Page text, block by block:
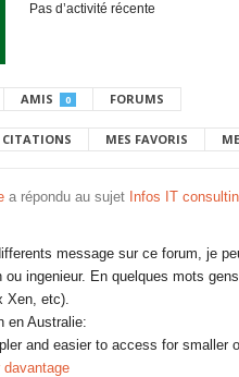
Pas d’activité récente
AMIS 0 FORUMS
CITATIONS MES FAVORIS
a répondu au sujet Infos IT
message sur ce forum, je
ou ingenieur. En quelques mots
Xen, etc).
en Australie:
and easier to access for
davantage